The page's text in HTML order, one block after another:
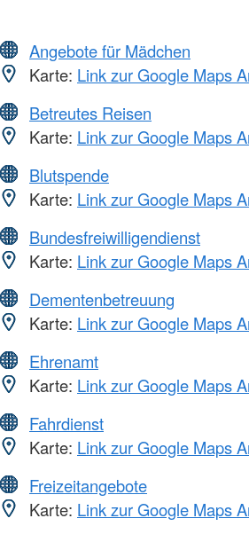
Angebote für Mädchen
Karte: Link zur Google Maps
Betreutes Reisen
Karte: Link zur Google Maps
Blutspende
Karte: Link zur Google Maps
Bundesfreiwilligendienst
Karte: Link zur Google Maps
Dementenbetreuung
Karte: Link zur Google Maps
Ehrenamt
Karte: Link zur Google Maps
Fahrdienst
Karte: Link zur Google Maps
Freizeitangebote
Karte: Link zur Google Maps